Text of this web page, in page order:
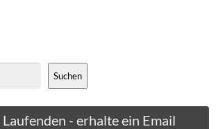
Suchen
- erhalte ein Email